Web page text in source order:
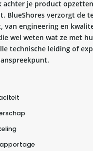
achter je product
BlueShores verzorgt de
van engineering en
wel weten wat ze met
technische leiding of